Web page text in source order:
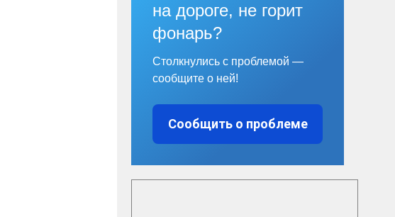
на дороге, не горит
фонарь?
Столкнулись с проблемой —
сообщите о ней!
Сообщить о проблеме